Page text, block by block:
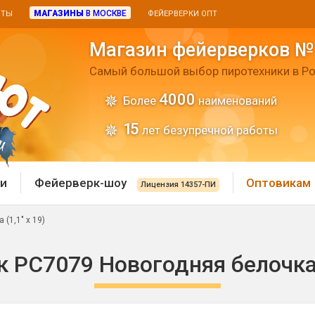
МАГАЗИНЫ В МОСКВЕ ФЕЙЕРВЕРКИ ОПТ
Магазин фейерверков
Самый большой выбор пиротехники в
Более 4000 наименований
15 лет безупречной работы
Хлопушки и
Фейерверк-шоу Лицензия 14357-ПИ Оптовикам
(1,1" х 19)
РС7079 Новогодняя